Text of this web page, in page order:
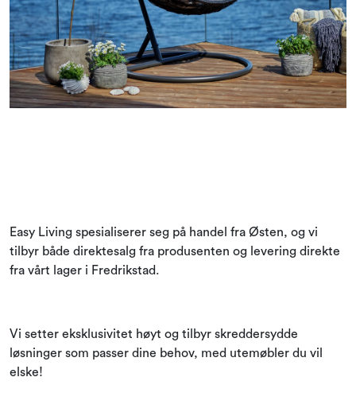
Easy Living spesialiserer seg på handel fra Østen, og vi
tilbyr både direktesalg fra produsenten og levering direkte
fra vårt lager i Fredrikstad.
Vi setter eksklusivitet høyt og tilbyr skreddersydde
løsninger som passer dine behov, med utemøbler du vil
elske!